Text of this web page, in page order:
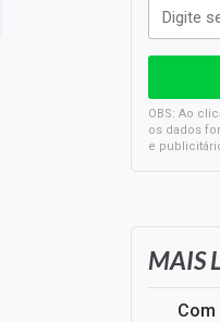
OBS: Ao
os dados
e
MAIS